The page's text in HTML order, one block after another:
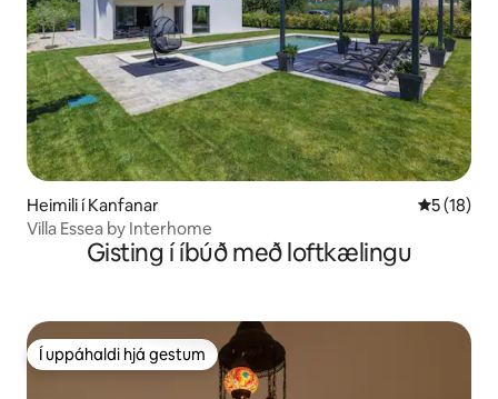
Heimili í Kanfanar 5 af 5 í
5 (18)
Villa Essea by Interhome
Gisting í íbúð með loftkælingu
Í uppáhaldi hjá gestum
Í uppáhaldi hjá gestum